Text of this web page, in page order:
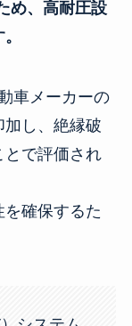
め、高耐圧設
車メーカーの
し、絶縁破
とで評価され
確保するた